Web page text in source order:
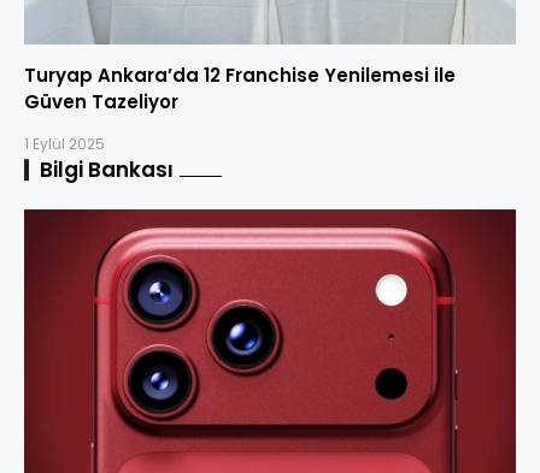
Turyap Ankara’da 12 Franchise Yenilemesi ile
Güven Tazeliyor
1 Eylül 2025
Bilgi Bankası